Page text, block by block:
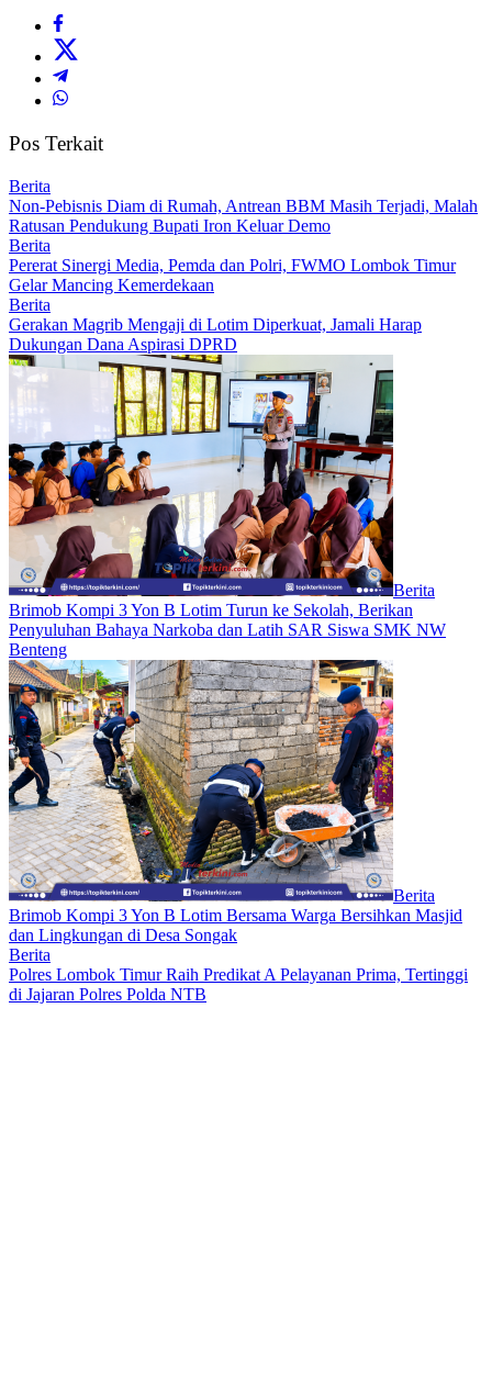
Pos Terkait
Berita
Non-Pebisnis Diam di Rumah, Antrean BBM Masih Terjadi, Malah
Ratusan Pendukung Bupati Iron Keluar Demo
Berita
Pererat Sinergi Media, Pemda dan Polri, FWMO Lombok Timur
Gelar Mancing Kemerdekaan
Berita
Gerakan Magrib Mengaji di Lotim Diperkuat, Jamali Harap
Dukungan Dana Aspirasi DPRD
Berita
Brimob Kompi 3 Yon B Lotim Turun ke Sekolah, Berikan
Penyuluhan Bahaya Narkoba dan Latih SAR Siswa SMK NW
Benteng
Berita
Brimob Kompi 3 Yon B Lotim Bersama Warga Bersihkan Masjid
dan Lingkungan di Desa Songak
Berita
Polres Lombok Timur Raih Predikat A Pelayanan Prima, Tertinggi
di Jajaran Polres Polda NTB